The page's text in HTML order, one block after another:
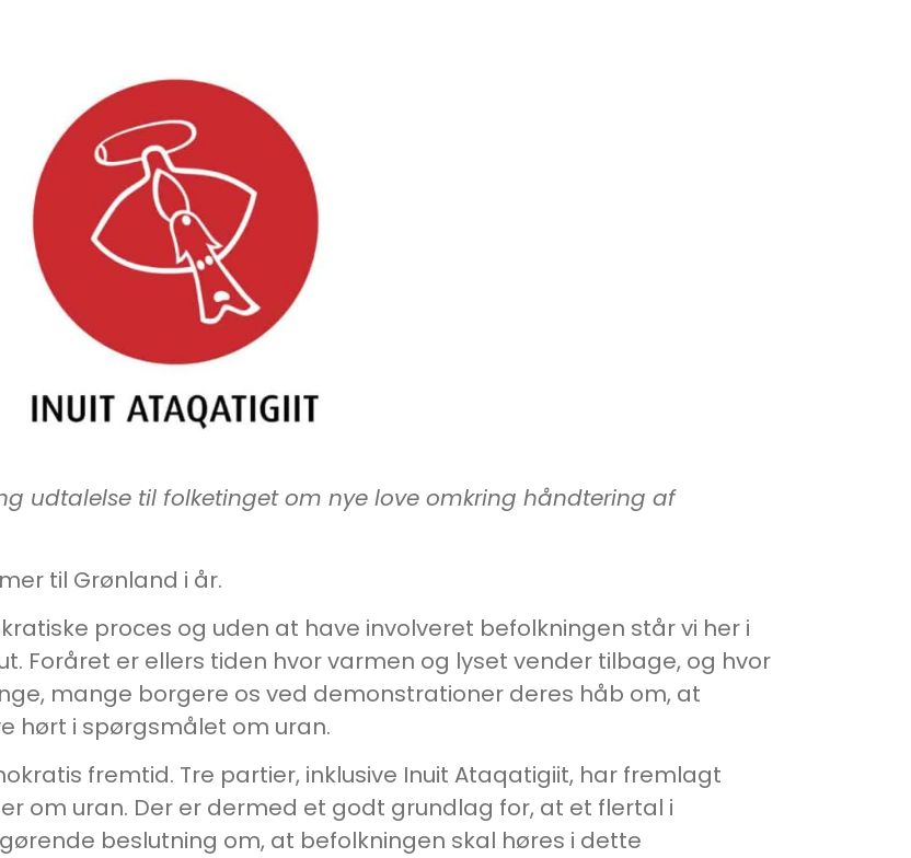
udtalelse til folketinget om nye love omkring håndtering af
til Grønland i år.
proces og uden at have involveret befolkningen står vi her i
Foråret er ellers tiden hvor varmen og lyset vender tilbage, og hvor
mange borgere os ved demonstrationer deres håb om, at
hørt i spørgsmålet om uran.
fremtid. Tre partier, inklusive Inuit Ataqatigiit, har fremlagt
om uran. Der er dermed et godt grundlag for, at et flertal i
beslutning om, at befolkningen skal høres i dette